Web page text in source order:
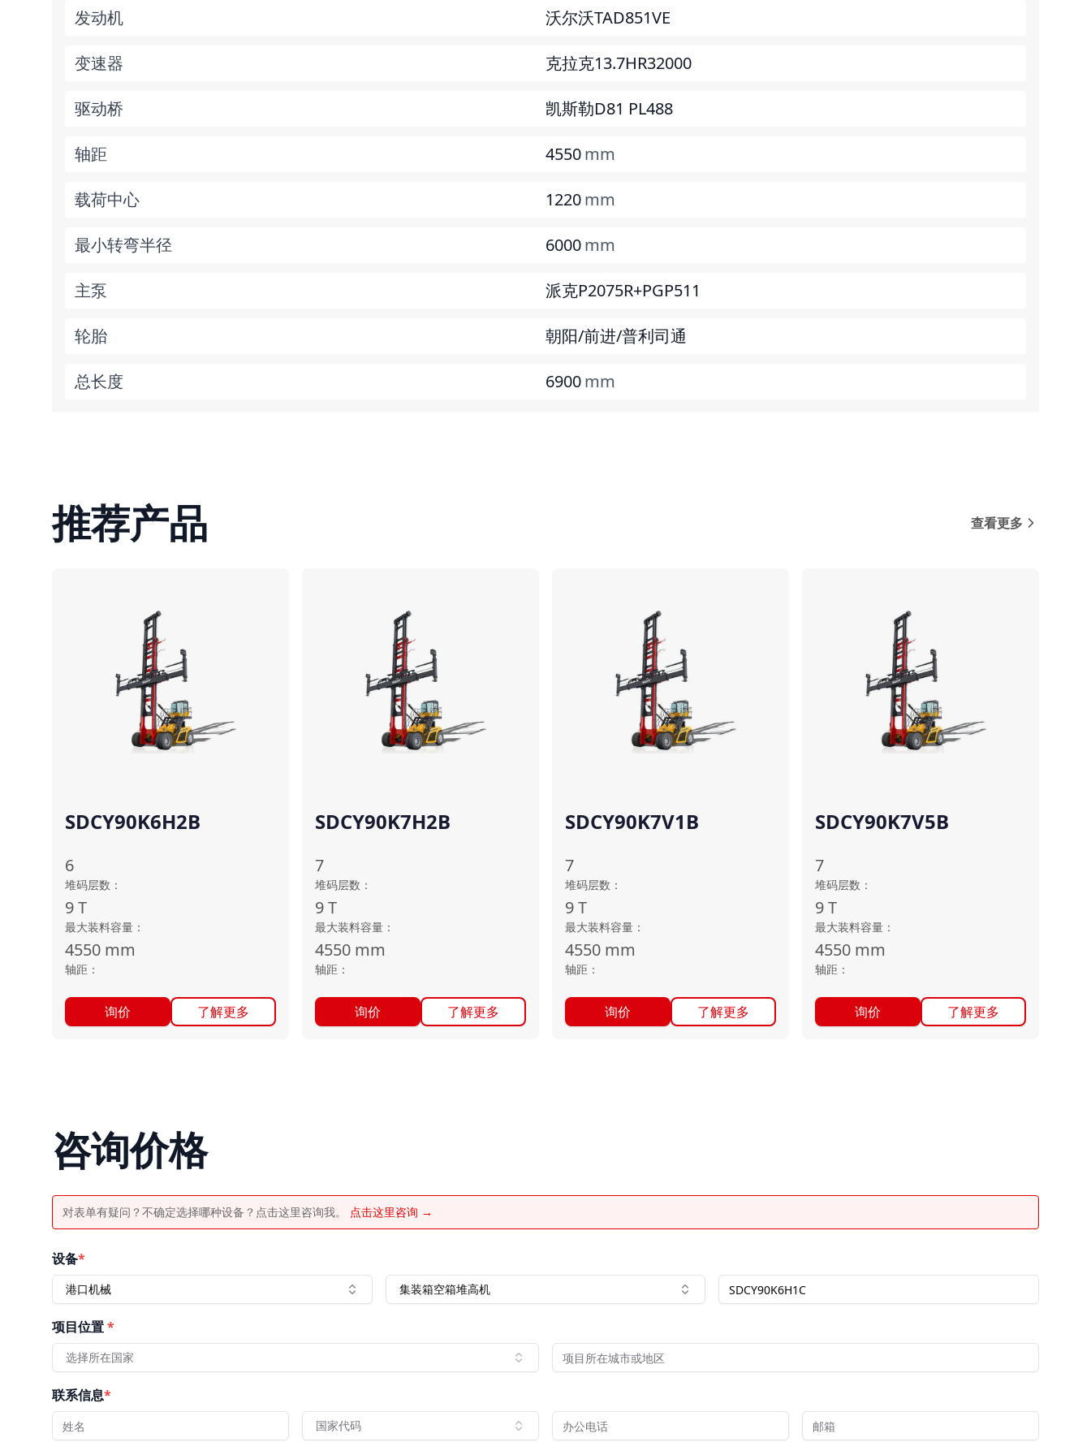
发动机 沃尔沃TAD851VE
变速器 克拉克13.7HR32000
驱动桥 凯斯勒D81 PL488
轴距 4550mm
载荷中心 1220mm
最小转弯半径 6000mm
主泵 派克P2075R+PGP511
轮胎 朝阳/前进/普利司通
总长度 6900mm
推荐产品 查看更多
SDCY90K6H2B
6
堆码层数 ：
9T
最大装料容量 ：
4550 mm
轴距 ：
询价 了解更多
SDCY90K7H2B
7
堆码层数 ：
9T
最大装料容量 ：
4550 mm
轴距 ：
询价 了解更多
SDCY90K7V1B
7
堆码层数 ：
9T
最大装料容量 ：
4550 mm
轴距 ：
询价 了解更多
SDCY90K7V5B
7
堆码层数 ：
9T
最大装料容量 ：
4550 mm
轴距 ：
询价 了解更多
咨询价格
对表单有疑问？不确定选择哪种设备？点击这里咨询我。 点击这里咨询 →
设备*
港口机械 集装箱空箱堆高机
项目位置*
选择所在国家
联系信息*
国家代码